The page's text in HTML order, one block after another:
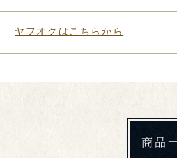
ヤフオクはこちらから
商品